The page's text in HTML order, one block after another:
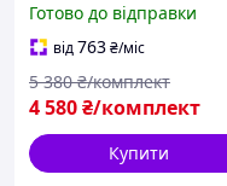
Блендер РУЧНОЇ 20
швидкостей +
Турборежим
Мініподрібнювач 500 мл
Готово до відправки
від763₴/міс
4 580₴/комплект
5 380 ₴/комплект
Купити